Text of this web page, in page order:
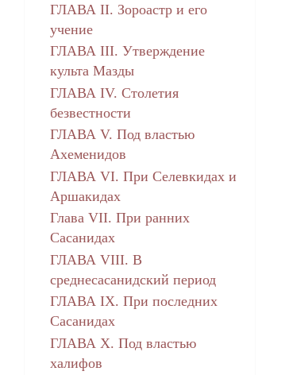
ГЛАВА II. Зороастр и его
учение
ГЛАВА III. Утверждение
культа Мазды
ГЛАВА IV. Столетия
безвестности
ГЛАВА V. Под властью
Ахеменидов
ГЛАВА VI. При Селевкидах и
Аршакидах
Глава VII. При ранних
Сасанидах
ГЛАВА VIII. В
среднесасанидский период
ГЛАВА IX. При последних
Сасанидах
ГЛАВА X. Под властью
халифов